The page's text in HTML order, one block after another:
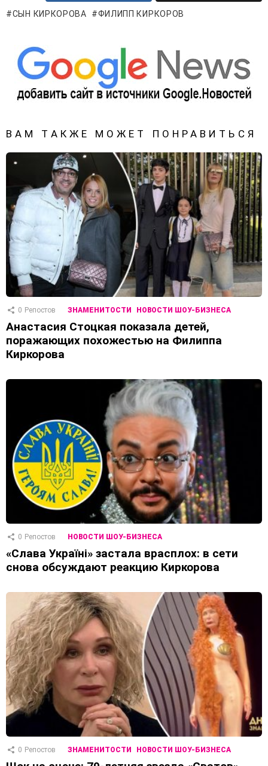
СЫН КИРКОРОВА ФИЛИПП КИРКОРОВ
ВАМ ТАКЖЕ МОЖЕТ ПОНРАВИТЬСЯ
0 Репостов ЗНАМЕНИТОСТИ НОВОСТИ ШОУ-БИЗНЕСА
Анастасия Стоцкая показала детей,
поражающих похожестью на Филиппа
Киркорова
0 Репостов НОВОСТИ ШОУ-БИЗНЕСА
«Слава Україні» застала врасплох: в сети
снова обсуждают реакцию Киркорова
0 Репостов ЗНАМЕНИТОСТИ НОВОСТИ ШОУ-БИЗНЕСА